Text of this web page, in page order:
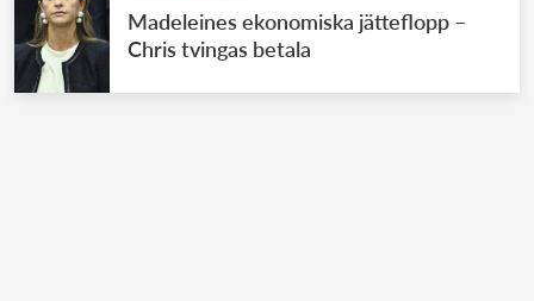
Madeleines ekonomiska jätteflopp –
Chris tvingas betala